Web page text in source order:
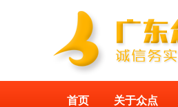
首页 关于众点